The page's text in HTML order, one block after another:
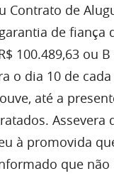
Contrato de
de fiança
100.489,63 ou B
o dia 10 de
até a
Assevera
à promovida
que não